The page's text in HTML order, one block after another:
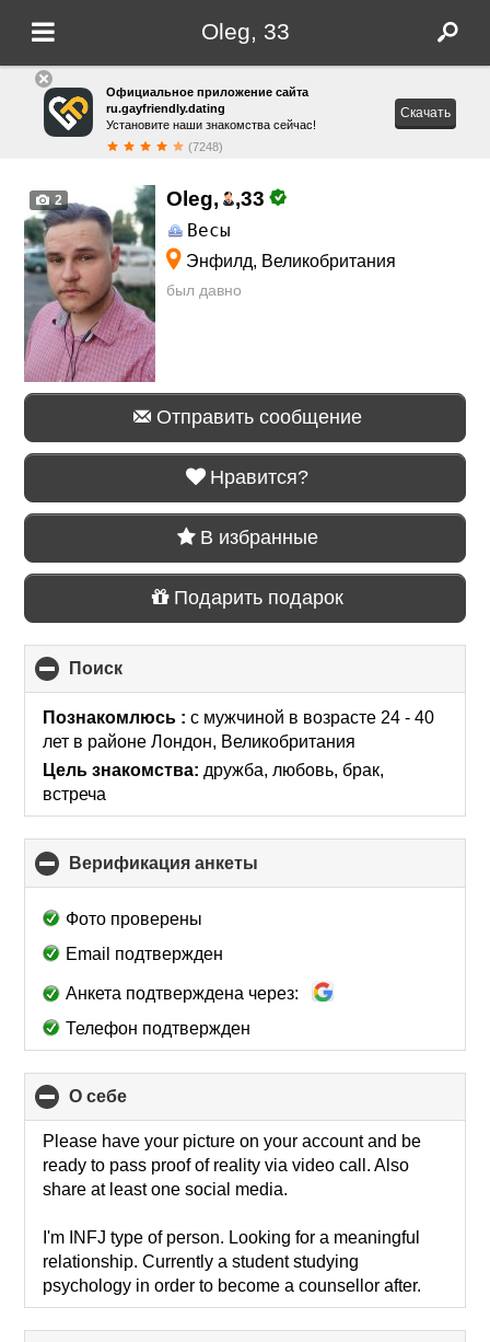
Oleg, 33
Официальное приложение сайта
ru.gayfriendly.dating
Установите наши знакомства сейчас!
(7248)
Скачать
2 Oleg, ,33
Весы
Энфилд, Великобритания
был давно
Отправить сообщение
Нравится?
В избранные
Подарить подарок
Поиск
to
collapse
contents
Познакомлюсь :с мужчиной в возрасте 24 - 40
лет в районе Лондон, Великобритания
Цель знакомства: дружба, любовь, брак,
встреча
Верификация анкеты
to
Фото проверены
Email подтвержден
Анкета подтверждена через:
Телефон подтвержден
О себе
to
collapse
contents
Please have your picture on your account and be
ready to pass proof of reality via video call. Also
share at least one social media.
I'm INFJ type of person. Looking for a meaningful
relationship. Currently a student studying
psychology in order to become a counsellor after.